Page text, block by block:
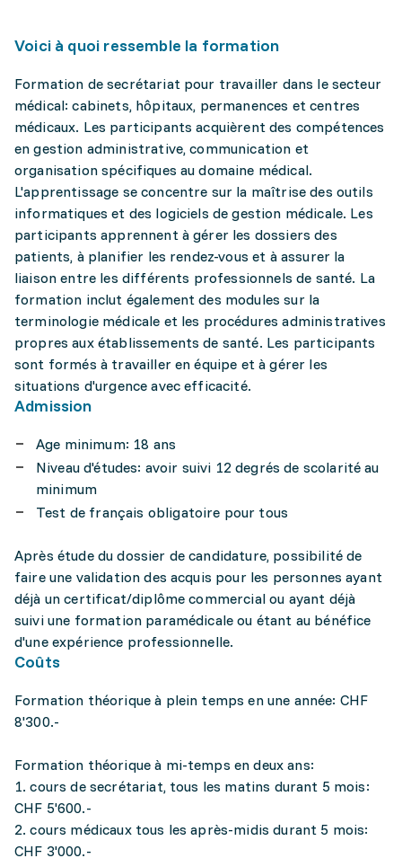
Voici à quoi ressemble la formation
Formation de secrétariat pour travailler dans le secteur
médical: cabinets, hôpitaux, permanences et centres
médicaux. Les participants acquièrent des compétences
en gestion administrative, communication et
organisation spécifiques au domaine médical.
L'apprentissage se concentre sur la maîtrise des outils
informatiques et des logiciels de gestion médicale. Les
participants apprennent à gérer les dossiers des
patients, à planifier les rendez-vous et à assurer la
liaison entre les différents professionnels de santé. La
formation inclut également des modules sur la
terminologie médicale et les procédures administratives
propres aux établissements de santé. Les participants
sont formés à travailler en équipe et à gérer les
situations d'urgence avec efficacité.
Admission
Age minimum: 18 ans
Niveau d'études: avoir suivi 12 degrés de scolarité au
minimum
Test de français obligatoire pour tous
Après étude du dossier de candidature, possibilité de
faire une validation des acquis pour les personnes ayant
déjà un certificat/diplôme commercial ou ayant déjà
suivi une formation paramédicale ou étant au bénéfice
d'une expérience professionnelle.
Coûts
Formation théorique à plein temps en une année: CHF
8'300.-
Formation théorique à mi-temps en deux ans:
1. cours de secrétariat, tous les matins durant 5 mois:
CHF 5'600.-
2. cours médicaux tous les après-midis durant 5 mois:
CHF 3'000.-